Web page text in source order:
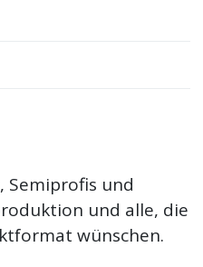
Semiprofis und
und alle, die
wünschen.